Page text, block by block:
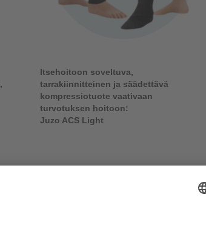
Itsehoitoon soveltuva,
tarrakiinnitteinen ja säädettävä
kompressiotuote vaativaan
turvotuksen hoitoon:
Juzo ACS Light
vastaanottavat lääkinnällisten hoitosukkien ja -
helpotukseen käsissä tai jaloissa,
varaa aika